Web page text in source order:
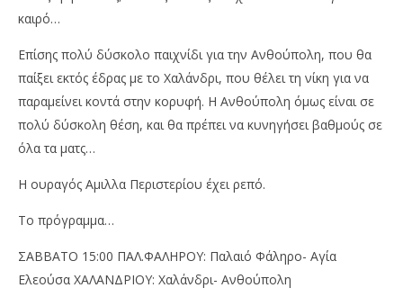
καιρό…
Επίσης πολύ δύσκολο παιχνίδι για την Ανθούπολη, που θα
παίξει εκτός έδρας με το Χαλάνδρι, που θέλει τη νίκη για να
παραμείνει κοντά στην κορυφή. Η Ανθούπολη όμως είναι σε
πολύ δύσκολη θέση, και θα πρέπει να κυνηγήσει βαθμούς σε
όλα τα ματς…
Η ουραγός Αμιλλα Περιστερίου έχει ρεπό.
Το πρόγραμμα…
ΣΑΒΒΑΤΟ 15:00 ΠΑΛ.ΦΑΛΗΡΟΥ: Παλαιό Φάληρο- Αγία
Ελεούσα ΧΑΛΑΝΔΡΙΟΥ: Χαλάνδρι- Ανθούπολη